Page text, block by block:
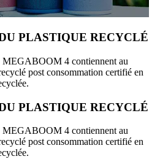
PLASTIQUE RECYCLÉ
MEGABOOM 4 contiennent au
post consommation certifié en
PLASTIQUE RECYCLÉ
MEGABOOM 4 contiennent au
post consommation certifié en